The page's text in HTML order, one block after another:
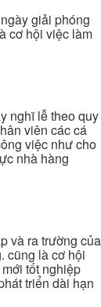
giải phóng
cơ hội việc làm
nghĩ lễ theo quy
viên các cá
việc như cho
nhà hàng
và ra trường của
cũng là cơ hội
tốt nghiệp
triển dài hạn